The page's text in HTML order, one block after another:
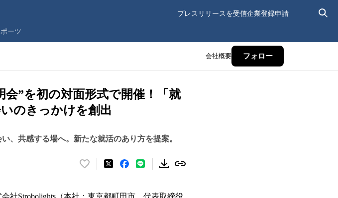
プレスリリースを受信企業登録申請
ーツ
会社概要 フォロー
会”を初の対面形式で開催！「就
のきっかけを創出
、共感する場へ。新たな就活のあり方を提案。
い
社Strobolights（本社：東京都町田市、代表取締役